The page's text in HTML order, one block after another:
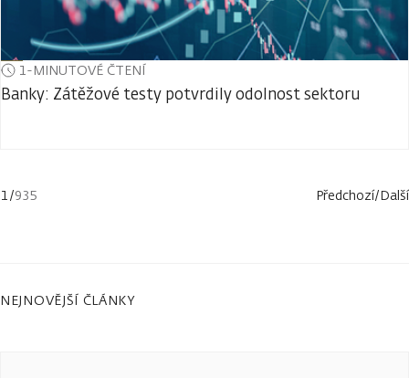
1-MINUTOVÉ ČTENÍ
Banky: Zátěžové testy potvrdily odolnost sektoru
1/935 Předchozí/Další
NEJNOVĚJŠÍ ČLÁNKY